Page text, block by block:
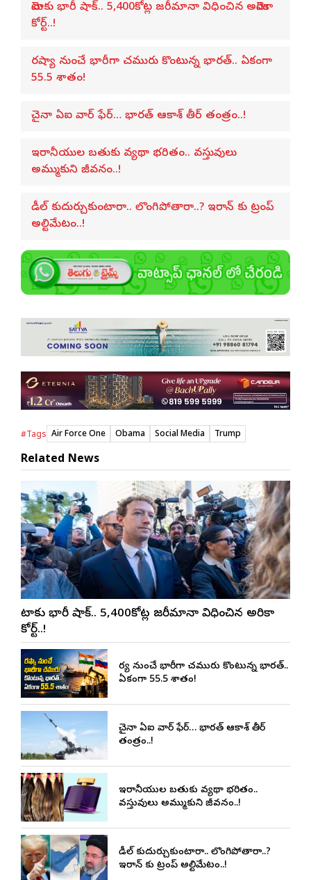
మెటాకు భారీ షాక్.. 5,400కోట్ల జరీమానా విధించిన అమెరికా
కోర్ట్..!
రష్యా నుంచే భారీగా చమురు కొంటున్న భారత్.. ఏకంగా
55.5 శాతం!
చైనా ఏఐ వార్ ఫేర్… భారత్ ఆకాశ్ తీర్ తంత్రం..!
ఇరానీయుల బతుకు వ్యథా భరితం.. వస్తువులు
అమ్ముకుని జీవనం..!
డీల్ కుదుర్చుకుంటారా.. లొంగిపోతారా..? ఇరాన్ కు ట్రంప్
అల్టిమేటం..!
#Tags Air Force One Obama Social Media Trump
Related News
మెటాకు భారీ షాక్.. 5,400కోట్ల జరీమానా విధించిన అమెరికా
కోర్ట్..!
రష్యా నుంచే భారీగా చమురు కొంటున్న భారత్..
ఏకంగా 55.5 శాతం!
చైనా ఏఐ వార్ ఫేర్… భారత్ ఆకాశ్ తీర్
తంత్రం..!
ఇరానీయుల బతుకు వ్యథా భరితం..
వస్తువులు అమ్ముకుని జీవనం..!
డీల్ కుదుర్చుకుంటారా.. లొంగిపోతారా..?
ఇరాన్ కు ట్రంప్ అల్టిమేటం..!